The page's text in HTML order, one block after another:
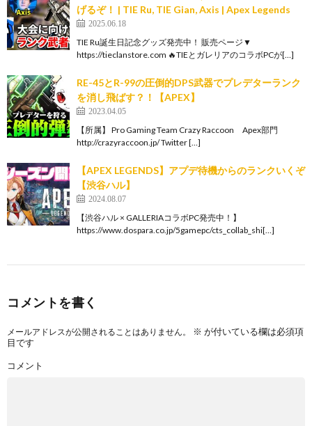
げるぞ！ | TIE Ru, TIE Gian, Axis | Apex Legends
2025.06.18
TIE Ru誕生日記念グッズ発売中！ 販売ページ▼
https://tieclanstore.com 🔥TIEとガレリアのコラボPCが[…]
RE-45とR-99の圧倒的DPS武器でプレデターランク
を消し飛ばす？！【APEX】
2023.04.05
【所属】 Pro Gaming Team Crazy Raccoon Apex部門
http://crazyraccoon.jp/​ Twitter […]
【APEX LEGENDS】アプデ待機からのランクいくぞ
【渋谷ハル】
2024.08.07
【渋谷ハル × GALLERIAコラボPC発売中！】
https://www.dospara.co.jp/5gamepc/cts_collab_shi[…]
コメントを書く
メールアドレスが公開されることはありません。 ※ が付いている欄は必須項
目です
コメント